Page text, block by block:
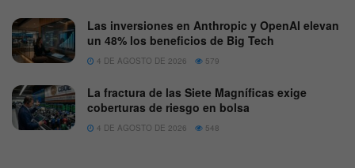
Las inversiones en Anthropic y OpenAI elevan
un 48% los beneficios de Big Tech
4 DE AGOSTO DE 2026 579
La fractura de las Siete Magníficas exige
coberturas de riesgo en bolsa
4 DE AGOSTO DE 2026 548